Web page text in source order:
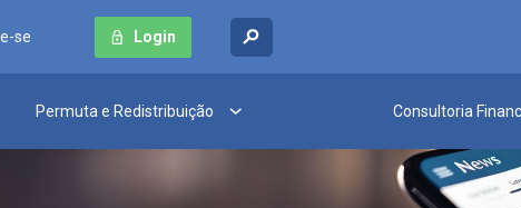
se Login
Permuta e Redistribuição Consultoria